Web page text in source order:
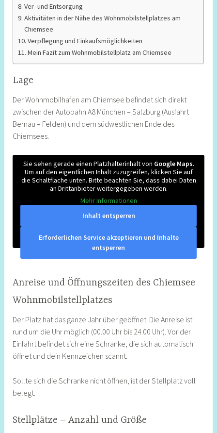
Ver- und Entsorgung
Aktivitäten in der Nähe des Wohnmobilstellplatzes am
Chiemsee
Verpflegung und Einkaufsmöglichkeiten
Mein Fazit zum Wohnmobilstellplatz am Chiemsee
Lage
Der Wohnmobilhafen am Chiemsee befindet sich direkt
zwischen der Autobahn A8 München – Salzburg (Ausfahrt
Bernau – Felden) und dem südwestlichen Ende des
Chiemsees.
Sie sehen gerade einen Platzhalterinhalt von Google Maps.
Um auf den eigentlichen Inhalt zuzugreifen, klicken Sie auf
die Schaltfläche unten. Bitte beachten Sie, dass dabei Daten
an Drittanbieter weitergegeben werden.
Mehr Informationen
Inhalt entsperren
Erforderlichen Service akzeptieren und Inhalte
entsperren
Anreise und Öffnungszeiten des Chiemsee
Wohnmobilstellplatzes
Der Platz hat das ganze Jahr über geöffnet. Die Anreise ist
rund um die Uhr möglich (00.00 Uhr bis 24.00 Uhr). Vor der
Einfahrt befindet sich eine Schranke, die sich automatisch
öffnet und dein Kennzeichen scannt.
Sollte sich die Schranke nicht öffnen, ist der Stellplatz voll
belegt.
Stellplätze – Anzahl und Größe